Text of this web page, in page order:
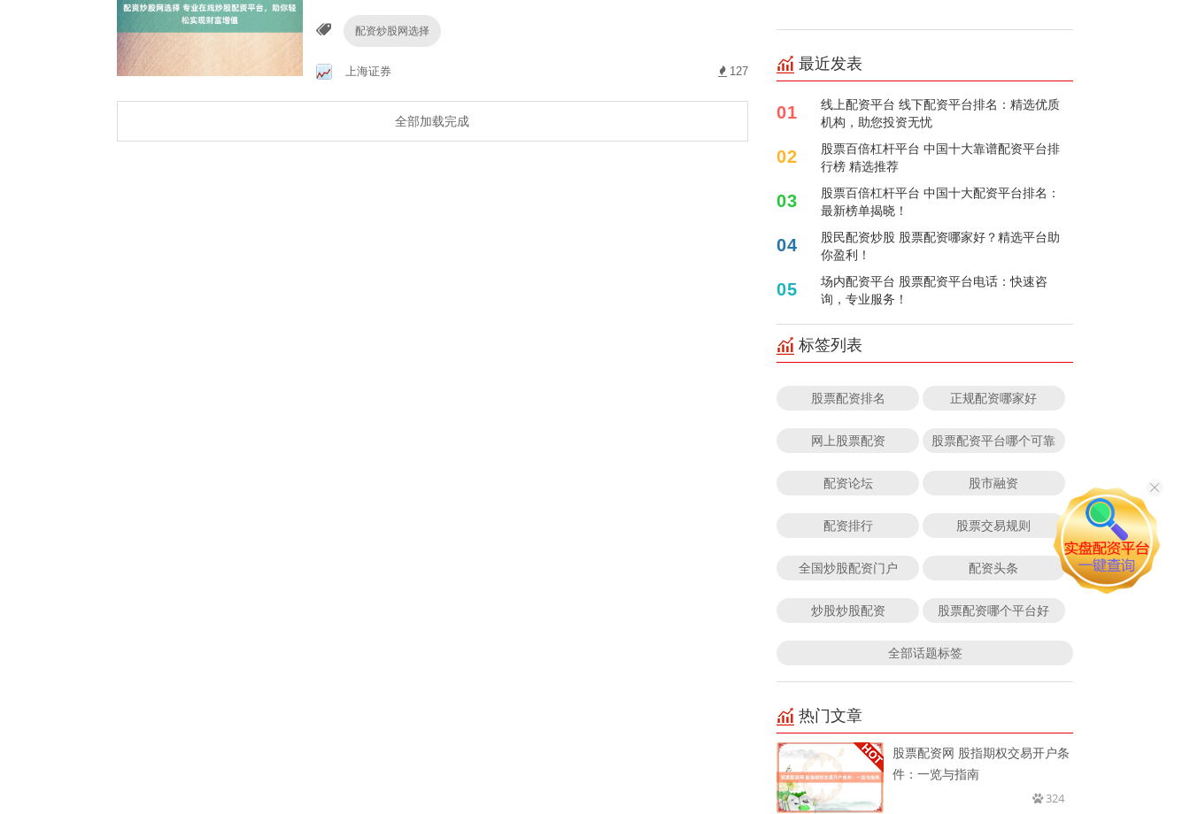
配资炒股网选择
上海证券 127
全部加载完成
最近发表
01
线上配资平台 线下配资平台排名：精选优质
机构，助您投资无忧
02
股票百倍杠杆平台 中国十大靠谱配资平台排
行榜 精选推荐
03
股票百倍杠杆平台 中国十大配资平台排名：
最新榜单揭晓！
04
股民配资炒股 股票配资哪家好？精选平台助
你盈利！
05
场内配资平台 股票配资平台电话：快速咨
询，专业服务！
标签列表
股票配资排名 正规配资哪家好
网上股票配资 股票配资平台哪个可靠
配资论坛 股市融资
配资排行 股票交易规则
全国炒股配资门户 配资头条
炒股炒股配资 股票配资哪个平台好
全部话题标签
热门文章
股票配资网 股指期权交易开户条
件：一览与指南
324